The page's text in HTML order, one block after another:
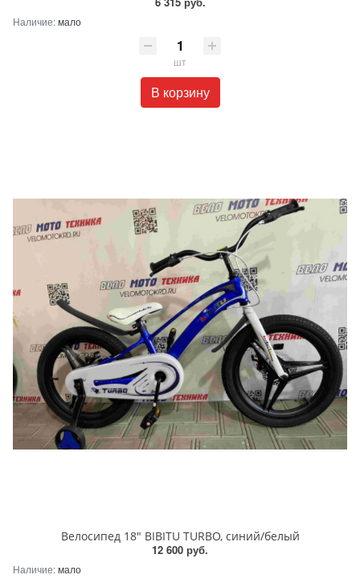
Наличие:мало
шт
В корзину
Велосипед 18" BIBITU TURBO, синий/белый
12 600 руб.
Наличие:мало